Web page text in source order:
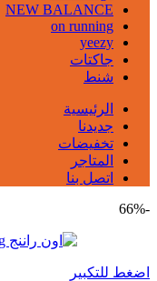
NEW BALANCE
on running
yeezy
جاكتات
شنط
الرئيسية
جديدنا
تخفيضات
المتاجر
اتصل بنا
-66%
اضغط للتكبير